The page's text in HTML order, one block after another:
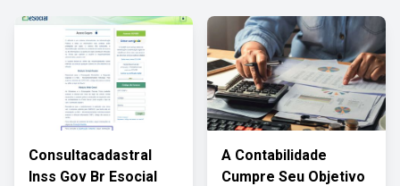
Consultacadastral
Inss Gov Br Esocial
A Contabilidade
Cumpre Seu Objetivo